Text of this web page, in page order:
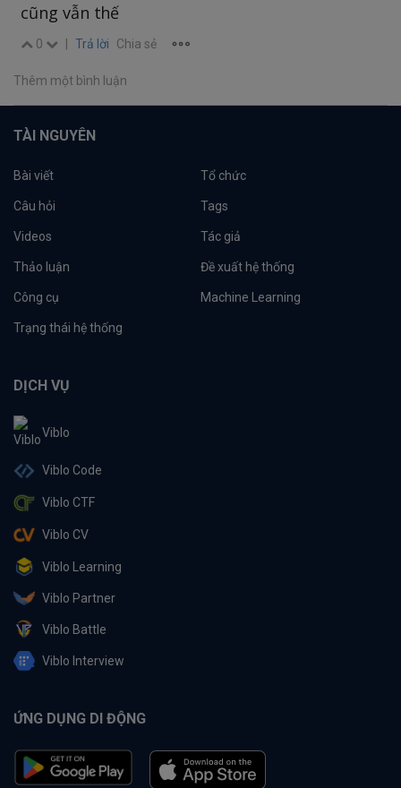
cũng vẫn thế
0 | Trả lời Chia sẻ
Thêm một bình luận
TÀI NGUYÊN
Bài viết Tổ chức
Câu hỏi Tags
Videos Tác giả
Thảo luận Đề xuất hệ thống
Công cụ Machine Learning
Trạng thái hệ thống
DỊCH VỤ
Viblo
Viblo Code
Viblo CTF
Viblo CV
Viblo Learning
Viblo Partner
Viblo Battle
Viblo Interview
ỨNG DỤNG DI ĐỘNG